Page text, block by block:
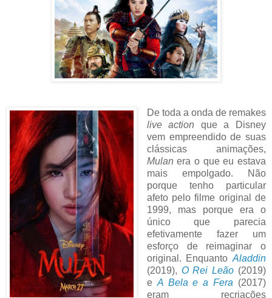
De toda a onda de remakes
live action que a Disney
vem empreendido de suas
clássicas animações,
Mulanera o que eu estava
mais empolgado. Não
porque tenho particular
afeto pelo filme original de
1999, mas porque era o
único que parecia
efetivamente fazer um
esforço de reimaginar o
original. Enquanto Aladdin
(2019), O Rei Leão (2019)
e A Bela e a Fera (2017)
eram recriações